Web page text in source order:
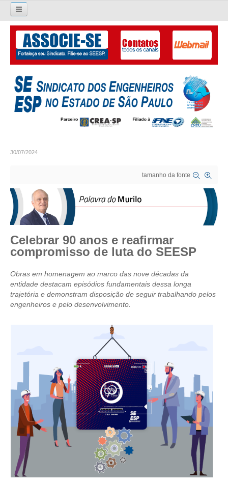
Pesquisar...
O SINDICATO
APRESENTAÇÃO
PALAVRA DO PRESIDENTE
GALERIA EX-PRESIDENTES
ORGANOGRAMA
CRESCE BRASIL
HISTÓRICO E ATUAÇÃO
COMPOSIÇÃO
PERSONALIDADES DA TECNOLOGIA
NÚCLEO DA MULHER ENGENHEIRA
TRANSPARÊNCIA
JURÍDICO
CONSULTORIA
ACORDOS, CONVENÇÕES E DISSÍDIOS
CONTRIBUIÇÕES
30/07/2024
tamanho da fonte
Celebrar 90 anos e reafirmar
compromisso de luta do SEESP
Obras em homenagem ao marco das nove décadas da
entidade destacam episódios fundamentais dessa longa
trajetória e demonstram disposição de seguir trabalhando pelos
engenheiros e pelo desenvolvimento.